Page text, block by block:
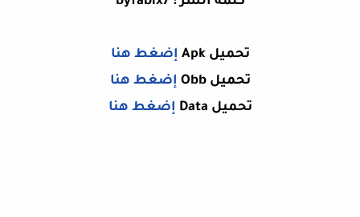
تحميل Apk
إضغط هنا
تحميل Obb
إضغط هنا
تحميل Data
إضغط هنا